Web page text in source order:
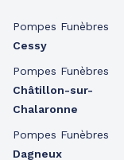
Pompes Funèbres
Cessy
Pompes Funèbres
Châtillon-sur-
Chalaronne
Pompes Funèbres
Dagneux